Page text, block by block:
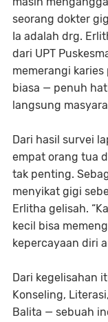
seorang dokter
Ia adalah drg.
dari UPT
memerangi
biasa — penuh
langsung
Dari hasil survei
empat orang tua
tak penting.
menyikat gigi
Erlitha gelisah.
kecil bisa
kepercayaan diri
Dari kegelisahan
Konseling,
Balita — sebuah